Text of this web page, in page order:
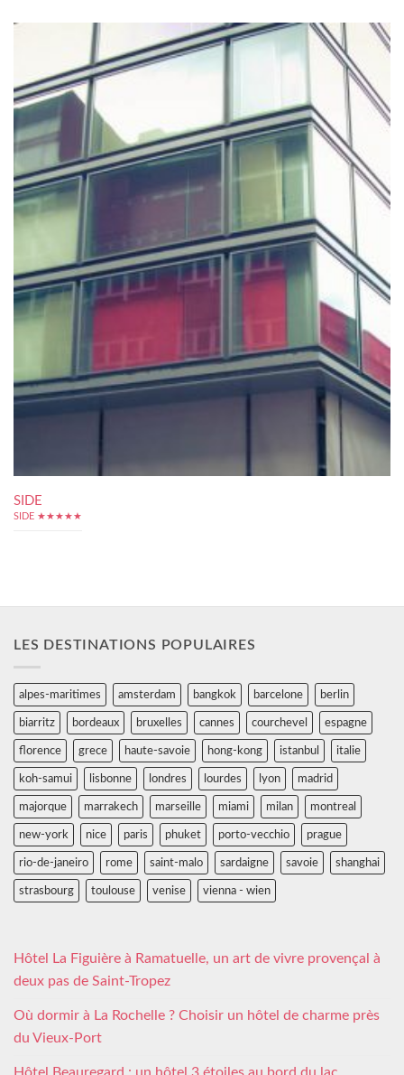
SIDE
SIDE ★★★★★
LES DESTINATIONS POPULAIRES
alpes-maritimes amsterdam bangkok barcelone berlin
biarritz bordeaux bruxelles cannes courchevel espagne
florence grece haute-savoie hong-kong istanbul italie
koh-samui lisbonne londres lourdes lyon madrid
majorque marrakech marseille miami milan montreal
new-york nice paris phuket porto-vecchio prague
rio-de-janeiro rome saint-malo sardaigne savoie shanghai
strasbourg toulouse venise vienna - wien
Hôtel La Figuière à Ramatuelle, un art de vivre provençal à
deux pas de Saint-Tropez
Où dormir à La Rochelle ? Choisir un hôtel de charme près
du Vieux-Port